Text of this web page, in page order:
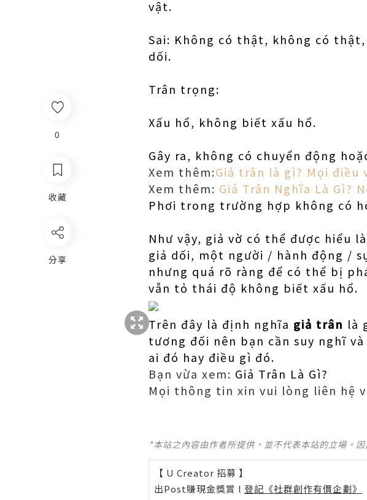
0
收藏
分享
vật.
Sai: Không có thật, không có
dối.
Trân trọng:
Xấu hổ, không biết xấu hổ.
Gây ra, không có chuyển động
Xem thêm:Giả trân là gì? Mọi
Xem thêm: Giả Trân Nghĩa Là Gì?
Phơi trong trường hợp không có
Như vậy, giả vờ có thể được hiểu
giả dối, một người / hành động /
nhưng quá rõ ràng để có thể bị
vẫn tỏ thái độ không biết xấu hổ.
Trên đây là định nghĩa giả trân là
tương đối nên bạn cần suy nghĩ
ai đó hay điều gì đó.
Bạn vừa xem: Giả Trân Là Gì?
Mọi thông tin xin vui lòng liên hệ
*本站之內容由作者所提供，並不代表本站的立場。
【 U Creator 招募 】
出Post賺現金獎賞 l 登記《社群創作有價企劃》